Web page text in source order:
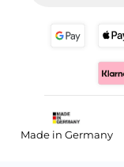
Made in Germany